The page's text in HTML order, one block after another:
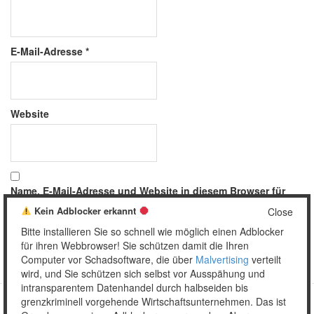
E-Mail-Adresse *
Website
Name, E-Mail-Adresse und Website in diesem Browser für
meinen nächsten Kommentar speichern.
Close
Kein Adblocker erkannt
Bitte installieren Sie so schnell wie möglich einen Adblocker
für ihren Webbrowser! Sie schützen damit die Ihren
Computer vor Schadsoftware, die über Malvertising verteilt
wird, und Sie schützen sich selbst vor Ausspähung und
intransparentem Datenhandel durch halbseiden bis
grenzkriminell vorgehende Wirtschaftsunternehmen. Das ist